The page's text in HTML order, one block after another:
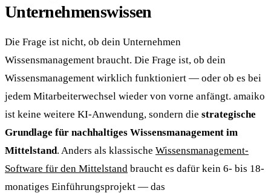
Unternehmenswissen
Die Frage ist nicht, ob dein Unternehmen
Wissensmanagement braucht. Die Frage ist, ob dein
Wissensmanagement wirklich funktioniert — oder ob es bei
jedem Mitarbeiterwechsel wieder von vorne anfängt. amaiko
ist keine weitere KI-Anwendung, sondern die strategische
Grundlage für nachhaltiges Wissensmanagement im
Mittelstand. Anders als klassische Wissensmanagement-
Software für den Mittelstand braucht es dafür kein 6- bis 18-
monatiges Einführungsprojekt — das